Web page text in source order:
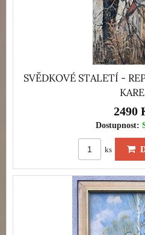
SVĚDKOVÉ STALETÍ -
2490
Dostupnost:
ks